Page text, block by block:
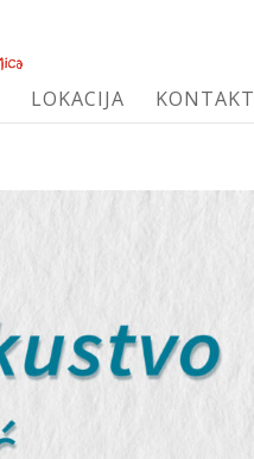
LOKACIJA KONTAKT